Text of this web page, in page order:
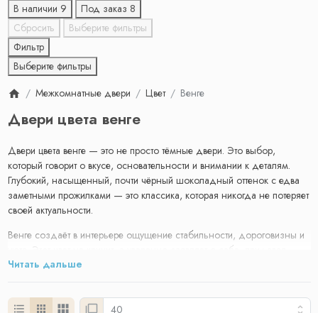
В наличии 9 Под заказ 8
Сбросить
Выберите фильтры
Фильтр
Выберите фильтры
Межкомнатные двери
Цвет Венге
Двери цвета венге
Двери цвета венге — это не просто тёмные двери. Это выбор,
который говорит о вкусе, основательности и внимании к деталям.
Глубокий, насыщенный, почти чёрный шоколадный оттенок с едва
заметными прожилками — это классика, которая никогда не потеряет
своей актуальности.
Венге создаёт в интерьере ощущение стабильности, дороговизны и
уюта. Этот цвет не кричит, а уверенно заявляет о себе, придавая
пространству чёткость и графичность.
Читать дальше